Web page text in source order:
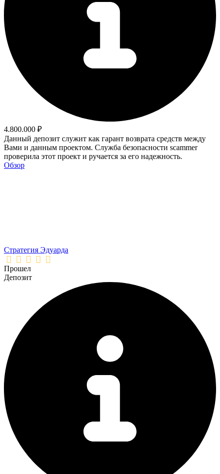
4.800.000 ₽
Данный депозит служит как гарант возврата средств между
Вами и данным проектом. Служба безопасности scammer
проверила этот проект и ручается за его надежность.
Обзор
Стратегия Эдуарда
Прошел
Депозит